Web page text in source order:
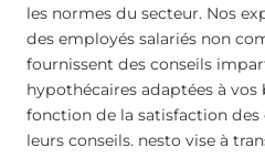
les normes du secteur. Nos
des employés salariés non
fournissent des conseils
hypothécaires adaptées à vos
fonction de la satisfaction
leurs conseils. nesto vise à